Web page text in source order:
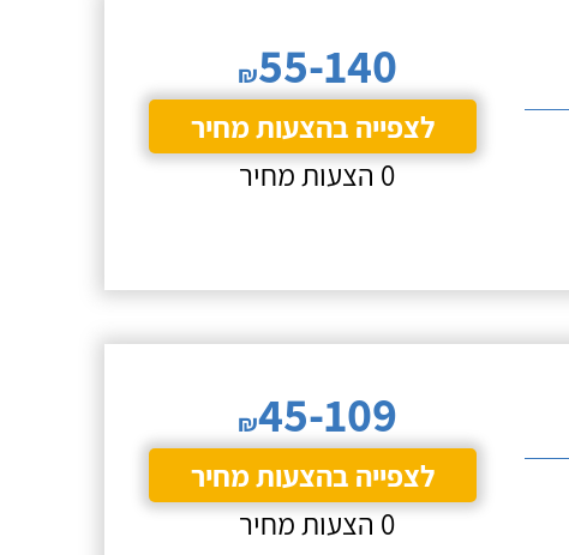
₪55-140
לצפייה בהצעות מחיר
0 הצעות מחיר
₪45-109
לצפייה בהצעות מחיר
0 הצעות מחיר